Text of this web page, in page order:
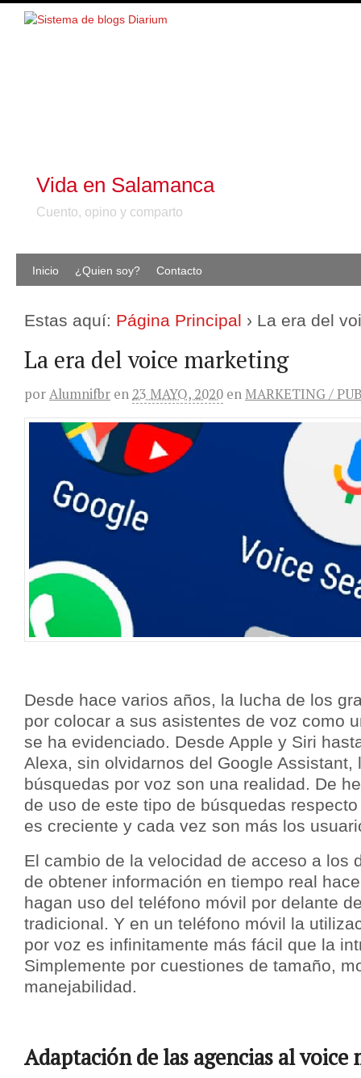
Vida en Salamanca
Cuento, opino y comparto
Inicio ¿Quien soy? Contacto
Estas aquí: Página Principal › La era del
La era del voice marketing
porAlumnifbr en 23 MAYO, 2020 en MARKETING /
Desde hace varios años, la lucha de los
por colocar a sus asistentes de voz como
se ha evidenciado. Desde Apple y Siri
Alexa, sin olvidarnos del Google Assistant,
búsquedas por voz son una realidad. De
de uso de este tipo de búsquedas
es creciente y cada vez son más los
El cambio de la velocidad de acceso a los
de obtener información en tiempo real
hagan uso del teléfono móvil por delante
tradicional. Y en un teléfono móvil la
por voz es infinitamente más fácil que la
Simplemente por cuestiones de tamaño,
manejabilidad.
Adaptación de las agencias al voice